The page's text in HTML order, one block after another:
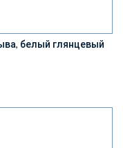
белый глянцевый